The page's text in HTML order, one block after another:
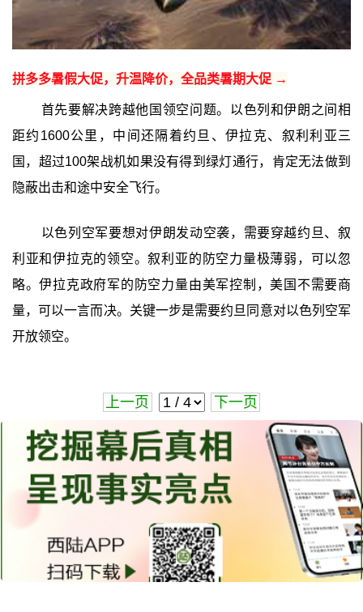
拼多多暑假大促，升温降价，全品类暑期大促 →
首先要解决跨越他国领空问题。以色列和伊朗之间相
距约1600公里，中间还隔着约旦、伊拉克、叙利利亚三
国，超过100架战机如果没有得到绿灯通行，肯定无法做到
隐蔽出击和途中安全飞行。
以色列空军要想对伊朗发动空袭，需要穿越约旦、叙
利亚和伊拉克的领空。叙利亚的防空力量极薄弱，可以忽
略。伊拉克政府军的防空力量由美军控制，美国不需要商
量，可以一言而决。关键一步是需要约旦同意对以色列空军
开放领空。
上一页 下一页